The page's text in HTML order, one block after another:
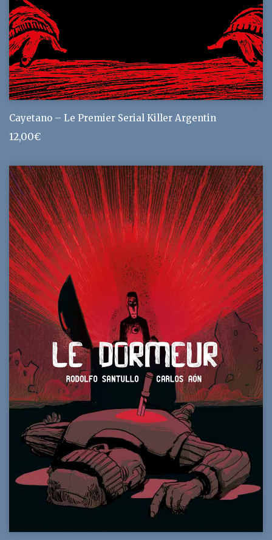
Cayetano – Le Premier Serial Killer Argentin
12,00€